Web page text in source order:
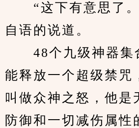
“这下有意思了。
自语的说道。
48个九级神器集
能释放一个超级禁咒
叫做众神之怒，他是
防御和一切减伤属性